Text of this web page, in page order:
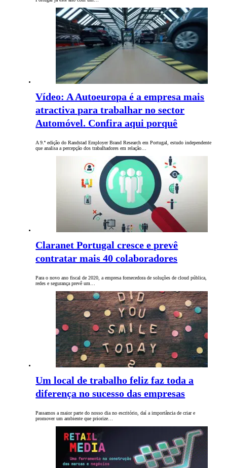
Vídeo: A Autoeuropa é a empresa mais
atractiva para trabalhar no sector
Automóvel. Confira aqui porquê
A 9.ª edição do Randstad Employer Brand Research em Portugal, estudo independente
que analisa a percepção dos trabalhadores em relação…
Claranet Portugal cresce e prevê
contratar mais 40 colaboradores
Para o novo ano fiscal de 2020, a empresa fornecedora de soluções de cloud pública,
redes e segurança prevê um…
Um local de trabalho feliz faz toda a
diferença no sucesso das empresas
Passamos a maior parte do nosso dia no escritório, daí a importância de criar e
promover um ambiente que priorize…